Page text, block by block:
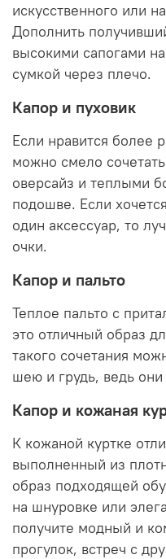
искусственного или
Дополнить
высокими сапогами
сумкой через плечо.
Капор и пуховик
Если нравится более
можно смело
оверсайз и теплыми
подошве. Если
один аксессуар, то
очки.
Капор и пальто
Теплое пальто с
это отличный образ
такого сочетания
шею и грудь, ведь
Капор и кожаная
К кожаной куртке
выполненный из
образ подходящей
на шнуровке или
получите модный и
прогулок, встреч с